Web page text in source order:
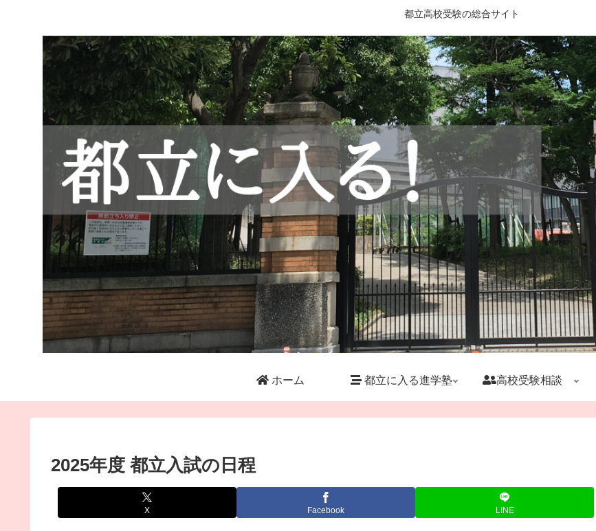
都立高校受験の総合サイト
ホーム 都立に入る進学塾 高校受験相談
2025年度 都立入試の日程
X Facebook LINE